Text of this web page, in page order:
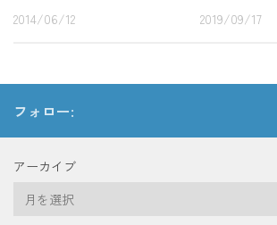
2014/06/12 2019/09/17
フォロー:
アーカイブ